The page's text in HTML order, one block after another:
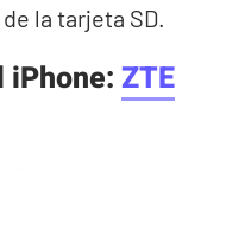
la tarjeta SD.
iPhone:ZTE